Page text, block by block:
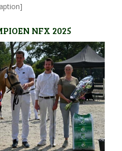
NFX 2025